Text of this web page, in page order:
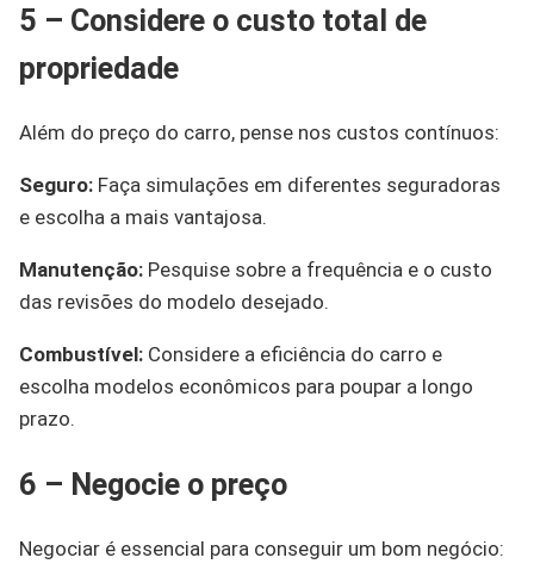
5 – Considere o custo total de
propriedade
Além do preço do carro, pense nos custos contínuos:
Seguro: Faça simulações em diferentes seguradoras
e escolha a mais vantajosa.
Manutenção: Pesquise sobre a frequência e o custo
das revisões do modelo desejado.
Combustível: Considere a eficiência do carro e
escolha modelos econômicos para poupar a longo
prazo.
6 – Negocie o preço
Negociar é essencial para conseguir um bom negócio: